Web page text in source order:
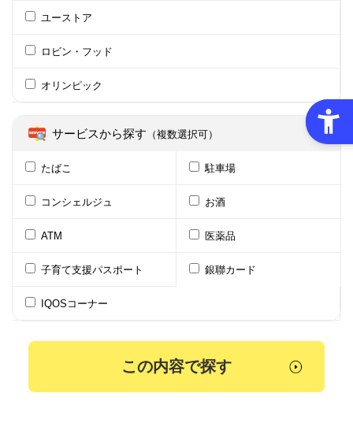
ユーストア
ロビン・フッド
オリンピック
サービスから探す （複数選択可）
たばこ 駐車場
コンシェルジュ お酒
ATM 医薬品
子育て支援パスポート 銀聯カード
IQOSコーナー